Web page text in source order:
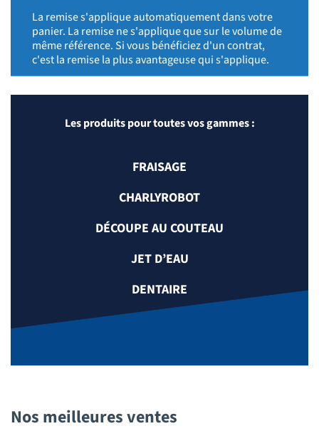
La remise s'applique automatiquement dans votre
panier. La remise ne s'applique que sur le volume de
même référence. Si vous bénéficiez d'un contrat,
c'est la remise la plus avantageuse qui s'applique.
Les produits pour toutes vos gammes :
FRAISAGE
CHARLYROBOT
DÉCOUPE AU COUTEAU
JET D’EAU
DENTAIRE
Nos meilleures ventes